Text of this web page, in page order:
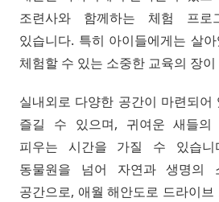
조련사와 함께하는 체험 프로
있습니다. 특히 아이들에게는 살
체험할 수 있는 소중한 교육의 장
실내외로 다양한 공간이 마련되어
즐길 수 있으며, 귀여운 새들
피우는 시간을 가질 수 있습니
동물원을 넘어 자연과 생명의
공간으로, 애월 해안도로 드라이